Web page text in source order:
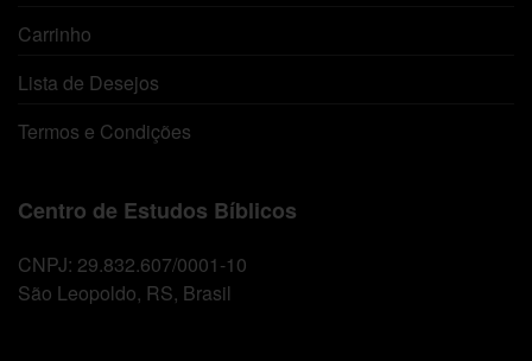
Carrinho
Lista de Desejos
Termos e Condições
Centro de Estudos Bíblicos
CNPJ: 29.832.607/0001-10
São Leopoldo, RS, Brasil